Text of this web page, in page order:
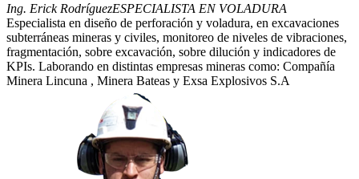
Ing. Erick RodríguezESPECIALISTA EN VOLADURA
Especialista en diseño de perforación y voladura, en excavaciones
subterráneas mineras y civiles, monitoreo de niveles de vibraciones,
fragmentación, sobre excavación, sobre dilución y indicadores de
KPIs. Laborando en distintas empresas mineras como: Compañía
Minera Lincuna , Minera Bateas y Exsa Explosivos S.A